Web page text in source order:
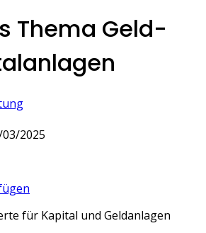
Thema Geld-
2025
für Kapital und Geldanlagen